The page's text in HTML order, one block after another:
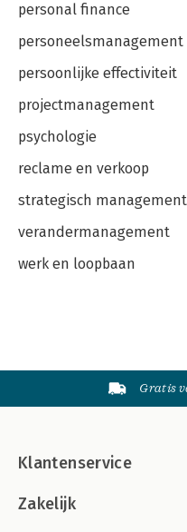
personal finance
personeelsmanagement
persoonlijke effectiviteit
projectmanagement
psychologie
reclame en verkoop
strategisch management
verandermanagement
werk en loopbaan
Gratis
Klantenservice
Zakelijk